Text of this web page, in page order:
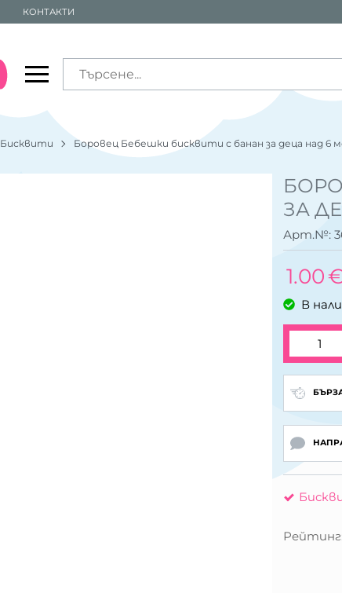
КОНТАКТИ
Бисквити Боровец Бебешки бисквити с банан за деца над 6
ЗА
Арт.№:
1.00
В